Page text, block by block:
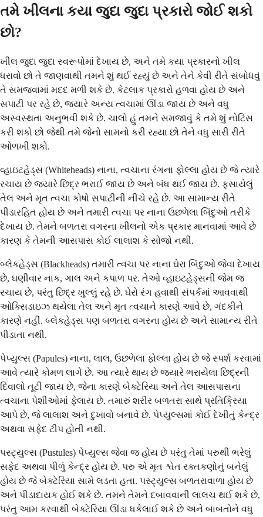
તમે ખીલના કયા જુદા જુદા પ્રકારો જોઈ શકો
છો?
ખીલ જુદા જુદા સ્વરૂપોમાં દેખાય છે, અને તમે કયા પ્રકારનો ખીલ
ધરાવો છો તે જાણવાથી તમને શું થઈ રહ્યું છે અને તેને કેવી રીતે સંબોધવું
તે સમજવામાં મદદ મળી શકે છે. કેટલાક પ્રકારો હળવા હોય છે અને
સપાટી પર રહે છે, જ્યારે અન્ય ત્વચામાં ઊંડા જાય છે અને વધુ
અસ્વસ્થતા અનુભવી શકે છે. ચાલો હું તમને સમજાવું કે તમે શું નોટિસ
કરી શકો છો જેથી તમે જેનો સામનો કરી રહ્યા છો તેને વધુ સારી રીતે
ઓળખી શકો.
વ્હાઇટહેડ્સ (Whiteheads) નાના, ત્વચાના રંગના ફોલ્લા હોય છે જે ત્યારે
રચાય છે જ્યારે છિદ્ર ભરાઈ જાય છે અને બંધ થઈ જાય છે. ફસાયેલું
તેલ અને મૃત ત્વચા કોષો સપાટીની નીચે રહે છે. આ સામાન્ય રીતે
પીડારહિત હોય છે અને તમારી ત્વચા પર નાના ઉછળેલા બિંદુઓ તરીકે
દેખાય છે. તેમને બળતરા વગરના ખીલનો એક પ્રકાર માનવામાં આવે છે
કારણ કે તેમની આસપાસ કોઈ લાલાશ કે સોજો નથી.
બ્લેકહેડ્સ (Blackheads) તમારી ત્વચા પર નાના ઘેરા બિંદુઓ જેવા દેખાય
છે, ઘણીવાર નાક, ગાલ અને કપાળ પર. તેઓ વ્હાઇટહેડ્સની જેમ જ
રચાય છે, પરંતુ છિદ્ર ખુલ્લું રહે છે. ઘેરો રંગ હવાથી સંપર્કમાં આવવાથી
ઓક્સિડાઇઝ થયેલા તેલ અને મૃત ત્વચાને કારણે આવે છે, ગંદકીને
કારણે નહીં. બ્લેકહેડ્સ પણ બળતરા વગરના હોય છે અને સામાન્ય રીતે
પીડાતા નથી.
પેપ્યુલ્સ (Papules) નાના, લાલ, ઉછળેલા ફોલ્લા હોય છે જે સ્પર્શ કરવામાં
આવે ત્યારે કોમળ લાગે છે. આ ત્યારે થાય છે જ્યારે ભરાયેલા છિદ્રની
દિવાલો તૂટી જાય છે, જેના કારણે બેક્ટેરિયા અને તેલ આસપાસના
ત્વચાના પેશીઓમાં ફેલાય છે. તમારું શરીર બળતરા સાથે પ્રતિક્રિયા
આપે છે, જે લાલાશ અને દુખાવો બનાવે છે. પેપ્યુલ્સમાં કોઈ દેખીતું કેન્દ્ર
અથવા સફેદ ટીપ હોતી નથી.
પસ્ટ્યુલ્સ (Pustules) પેપ્યુલ્સ જેવા જ હોય ​​છે પરંતુ તેમાં પરુથી ભરેલું
સફેદ અથવા પીળું કેન્દ્ર હોય છે. પરુ એ મૃત શ્વેત રક્તકણોનું બનેલું
હોય છે જે બેક્ટેરિયા સામે લડતા હતા. પસ્ટ્યુલ્સ બળતરાવાળા હોય છે
અને પીડાદાયક હોઈ શકે છે. તમને તેમને દબાવવાની લાલચ થઈ શકે છે,
પરંતુ આમ કરવાથી બેક્ટેરિયા ઊંડા ધકેલાઈ શકે છે અને બાબતોને વધુ